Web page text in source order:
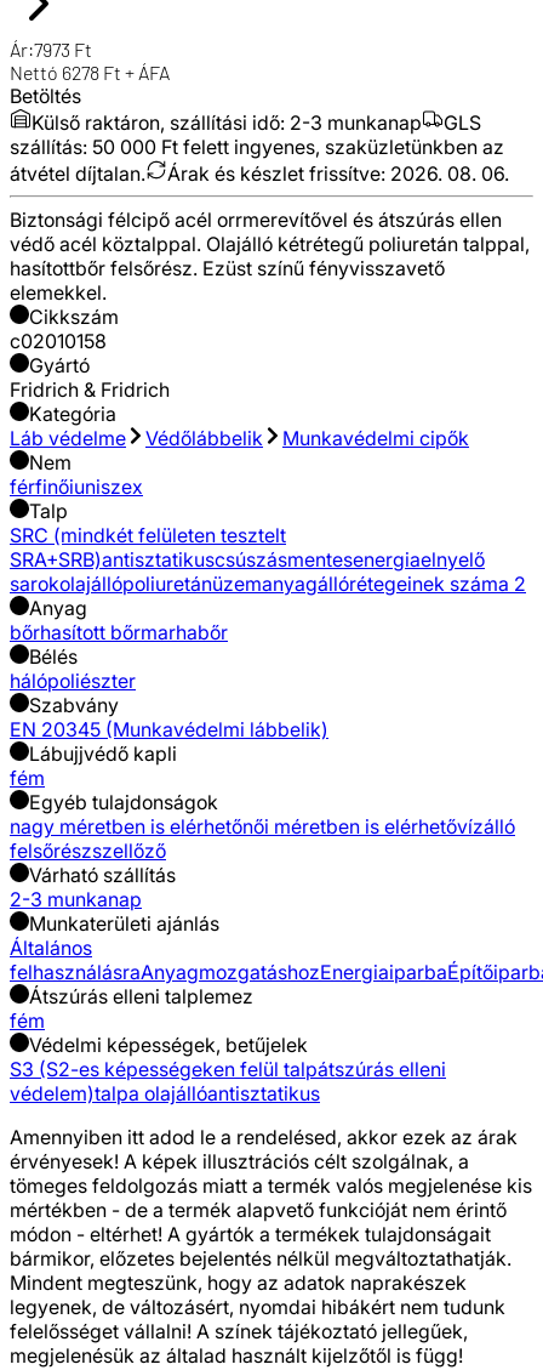
Ár:7973 Ft
Nettó 6278 Ft + ÁFA
Betöltés
Külső raktáron, szállítási idő: 2-3 munkanap
GLS
szállítás: 50 000 Ft felett ingyenes, szaküzletünkben az
átvétel díjtalan.
Árak és készlet frissítve: 2026. 08. 06.
Biztonsági félcipő acél orrmerevítővel és átszúrás ellen
védő acél köztalppal. Olajálló kétrétegű poliuretán talppal,
hasítottbőr felsőrész. Ezüst színű fényvisszavető
elemekkel.
Cikkszám
c02010158
Gyártó
Fridrich & Fridrich
Kategória
Láb védelme
Védőlábbelik
Munkavédelmi cipők
Nem
férfinőiuniszex
Talp
SRC (mindkét felületen tesztelt
SRA+SRB)antisztatikuscsúszásmentesenergiaelnyelő
sarokolajállópoliuretánüzemanyagállórétegeinek száma 2
Anyag
bőrhasított bőrmarhabőr
Bélés
hálópoliészter
Szabvány
EN 20345 (Munkavédelmi lábbelik)
Lábujjvédő kapli
fém
Egyéb tulajdonságok
nagy méretben is elérhetőnői méretben is elérhetővízálló
felsőrészszellőző
Várható szállítás
2-3 munkanap
Munkaterületi ajánlás
Általános
felhasználásraAnyagmozgatáshozEnergiaiparba
Átszúrás elleni talplemez
fém
Védelmi képességek, betűjelek
S3 (S2-es képességeken felül talpátszúrás elleni
védelem)talpa olajállóantisztatikus
Amennyiben itt adod le a rendelésed, akkor ezek az árak
érvényesek! A képek illusztrációs célt szolgálnak, a
tömeges feldolgozás miatt a termék valós megjelenése kis
mértékben - de a termék alapvető funkcióját nem érintő
módon - eltérhet! A gyártók a termékek tulajdonságait
bármikor, előzetes bejelentés nélkül megváltoztathatják.
Mindent megteszünk, hogy az adatok naprakészek
legyenek, de változásért, nyomdai hibákért nem tudunk
felelősséget vállalni! A színek tájékoztató jellegűek,
megjelenésük az általad használt kijelzőtől is függ!